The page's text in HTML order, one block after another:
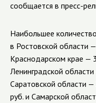
сообщается в пресс-
Наибольшее
в Ростовской области
Краснодарском крае —
Ленинградской
Саратовской области
руб. и Самарской